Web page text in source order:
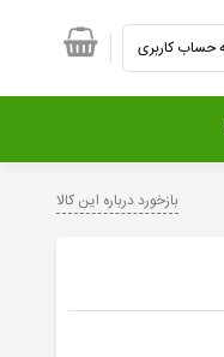
بازخورد درباره این کالا